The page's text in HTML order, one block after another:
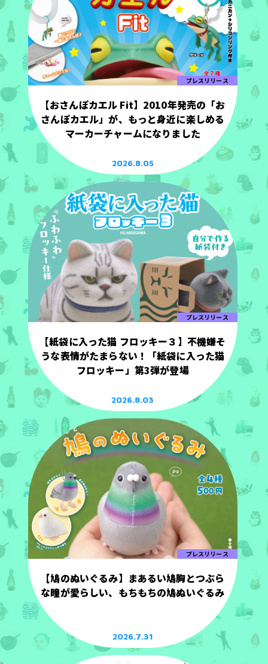
プレスリリース
【おさんぽカエル Fit】2010年発売の「お
さんぽカエル」が、もっと身近に楽しめる
マーカーチャームになりました
2026.8.05
プレスリリース
【紙袋に入った猫 フロッキー３】不機嫌そ
うな表情がたまらない！「紙袋に入った猫
フロッキー」第3弾が登場
2026.8.03
プレスリリース
【鳩のぬいぐるみ】まあるい鳩胸とつぶら
な瞳が愛らしい、もちもちの鳩ぬいぐるみ
2026.7.31